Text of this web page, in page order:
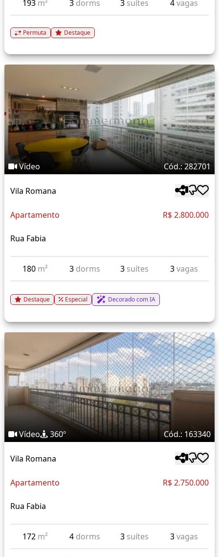
193 m² 3 dorms 3 suítes 4vagas
Permuta Destaque
Vídeo Cód.: 282701
Vila Romana
Apartamento R$ 2.800.000
Rua Fabia
180 m² 3 dorms 3 suítes 3vagas
Destaque Especial Decorado com IA
Vídeo 360º Cód.: 163340
Vila Romana
Apartamento R$ 2.750.000
Rua Fabia
172 m² 4 dorms 3 suítes 3vagas